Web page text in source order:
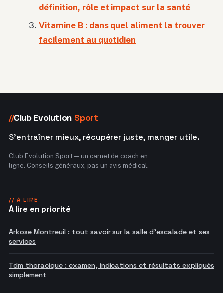
définition, rôle et impact sur la santé
Vitamine B : dans quel aliment la trouver
facilement au quotidien
//Club Evolution Sport
S'entraîner mieux, récupérer juste, manger utile.
Club Evolution Sport — un carnet de coach en
ligne. Conseils généraux, pas un avis médical.
// À LIRE
À lire en priorité
Arkose Montreuil : tout savoir sur la salle d'escalade et ses
services
Tdm thoracique : examen, indications et résultats expliqués
simplement